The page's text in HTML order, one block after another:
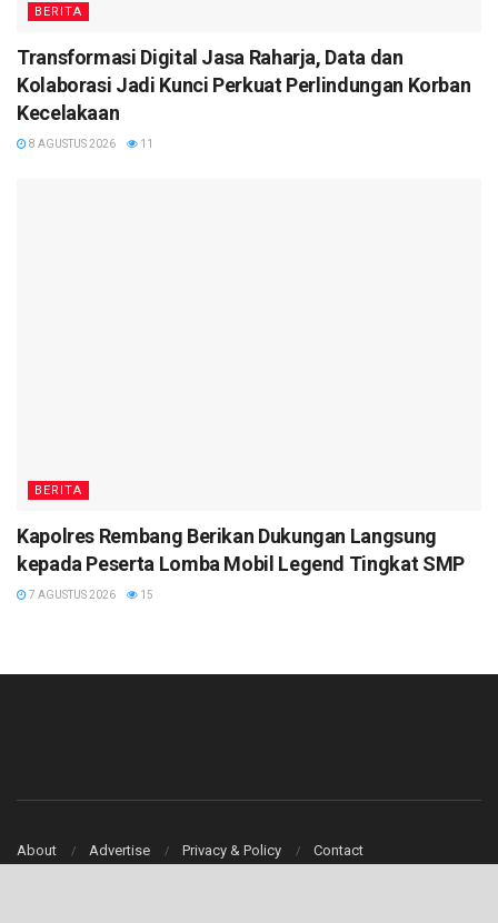
BERITA
Transformasi Digital Jasa Raharja, Data dan
Kolaborasi Jadi Kunci Perkuat Perlindungan Korban
Kecelakaan
8 AGUSTUS 2026 11
BERITA
Kapolres Rembang Berikan Dukungan Langsung
kepada Peserta Lomba Mobil Legend Tingkat SMP
7 AGUSTUS 2026 15
About Advertise Privacy & Policy Contact